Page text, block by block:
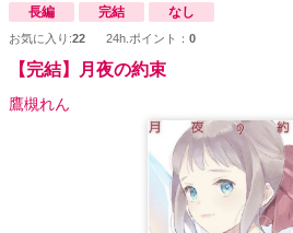
長編 完結 なし
お気に入り:22 24h.ポイント： 0
【完結】月夜の約束
鷹槻れん